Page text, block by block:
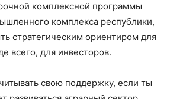
комплексной программы
комплекса республики,
стратегическим ориентиром для
всего, для инвесторов.
свою поддержку, если ты